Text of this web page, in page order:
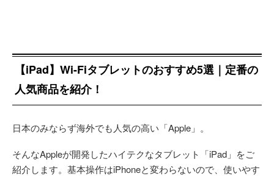
【iPad】Wi-Fiタブレットのおすすめ5選｜定番の
人気商品を紹介！
日本のみならず海外でも人気の高い「Apple」。
そんなAppleが開発したハイテクなタブレット「iPad」をご
紹介します。基本操作はiPhoneと変わらないので、使いやす